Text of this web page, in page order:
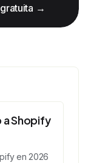
→
a Shopify
en 2026